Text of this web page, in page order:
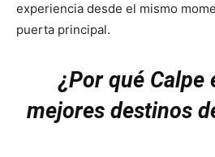
experiencia desde el mismo
puerta principal.
¿Por qué Calpe
mejores destinos